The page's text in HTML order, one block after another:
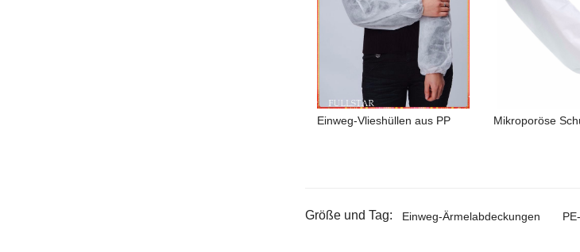
Einweg-Vlieshüllen aus PP Mikroporöse
Größe und Tag: Einweg-Ärmelabdeckungen